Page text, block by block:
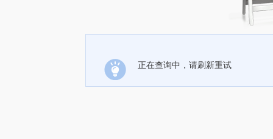
正在查询中，请刷新重试